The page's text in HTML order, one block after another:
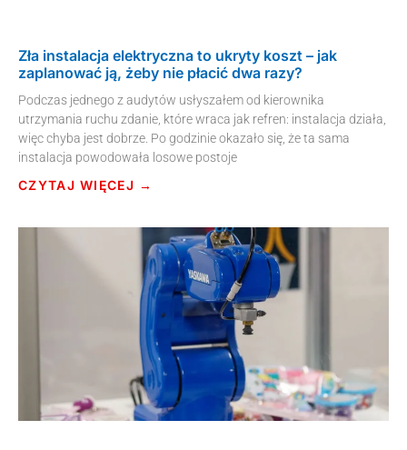
Zła instalacja elektryczna to ukryty koszt – jak
zaplanować ją, żeby nie płacić dwa razy?
Podczas jednego z audytów usłyszałem od kierownika
utrzymania ruchu zdanie, które wraca jak refren: instalacja działa,
więc chyba jest dobrze. Po godzinie okazało się, że ta sama
instalacja powodowała losowe postoje
CZYTAJ WIĘCEJ →